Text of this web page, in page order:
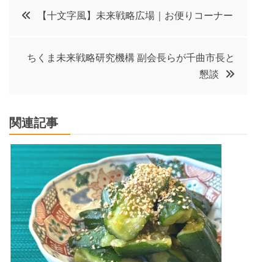
投
ビ
ゲ
ー
シ
ョ
【十文字風】未来戦略広場｜お便りコーナー
ちくま未来戦略研究機構 副会長らが千曲市長と
懇談
関連記事